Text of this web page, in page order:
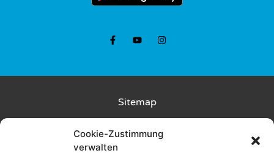
Cookie-Zustimmung
verwalten
Kunde wirbt Kunde
Sitemap